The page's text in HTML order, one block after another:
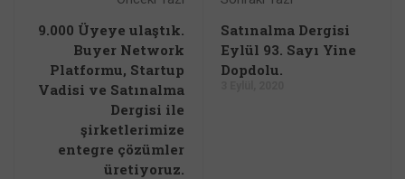
9.000 Üyeye ulaştık.
Buyer Network
Platformu, Startup
Vadisi ve Satınalma
Dergisi ile
şirketlerimize
entegre çözümler
üretiyoruz.
Satınalma Dergisi
Eylül 93. Sayı Yine
Dopdolu.